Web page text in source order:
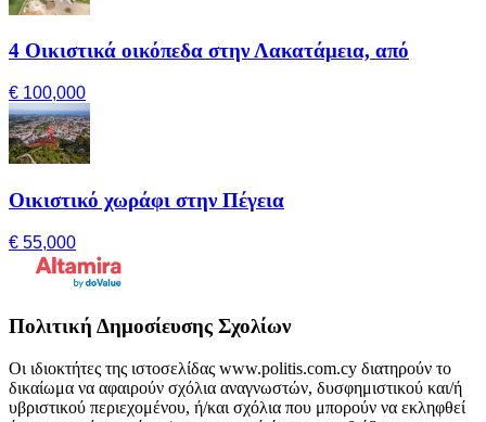
4 Οικιστικά οικόπεδα στην Λακατάμεια, από
€ 100,000
Οικιστικό χωράφι στην Πέγεια
€ 55,000
Πολιτική Δημοσίευσης Σχολίων
Οι ιδιοκτήτες της ιστοσελίδας www.politis.com.cy διατηρούν το
δικαίωμα να αφαιρούν σχόλια αναγνωστών, δυσφημιστικού και/ή
υβριστικού περιεχομένου, ή/και σχόλια που μπορούν να εκληφθεί